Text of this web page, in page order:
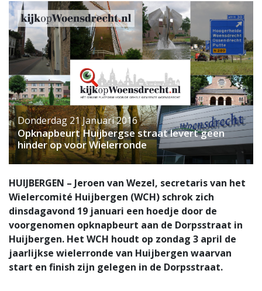
Donderdag 21 Januari 2016
Opknapbeurt Huijbergse straat levert geen
hinder op voor Wielerronde
HUIJBERGEN – Jeroen van Wezel, secretaris van het
Wielercomité Huijbergen (WCH) schrok zich
dinsdagavond 19 januari een hoedje door de
voorgenomen opknapbeurt aan de Dorpsstraat in
Huijbergen. Het WCH houdt op zondag 3 april de
jaarlijkse wielerronde van Huijbergen waarvan
start en finish zijn gelegen in de Dorpsstraat.